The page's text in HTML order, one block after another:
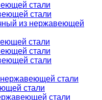
стали
стали
из нержавеющей
стали
стали
стали
нержавеющей стали
стали
стали